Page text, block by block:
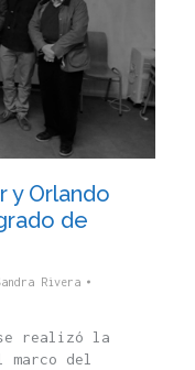
y Orlando
de
Rivera
realizó la
marco del